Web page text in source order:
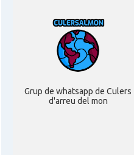
Grup de whatsapp de Culers
d'arreu del mon